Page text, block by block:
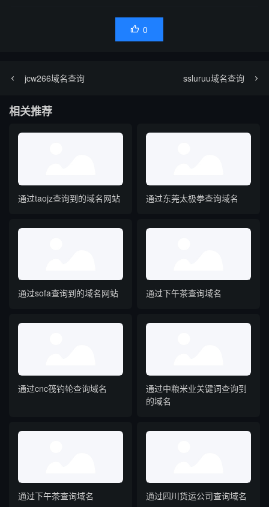
 0
jcw266域名查询 ssluruu域名查询
相关推荐
通过taojz查询到的域名网站 通过东莞太极拳查询域名
通过sofa查询到的域名网站 通过下午茶查询域名
通过cnc筏钓轮查询域名
通过中粮米业关键词查询到
的域名
通过下午茶查询域名 通过四川货运公司查询域名